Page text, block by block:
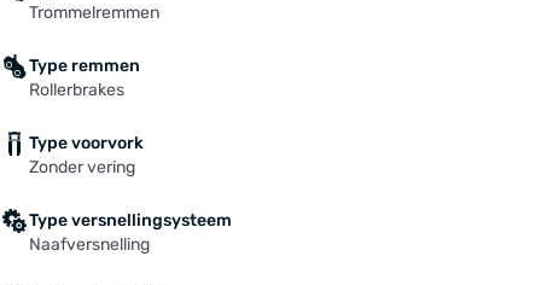
Trommelremmen
Type remmen
Rollerbrakes
Type voorvork
Zonder vering
Type versnellingsysteem
Naafversnelling